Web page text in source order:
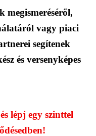
megismeréséről,
vagy piaci
segítenek
és versenyképes
lépj egy szinttel